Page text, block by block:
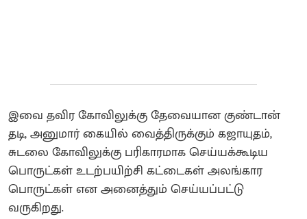
இவை தவிர கோவிலுக்கு தேவையான குண்டான்
தடி, அனுமார் கையில் வைத்திருக்கும் கஜாயுதம்,
சுடலை கோவிலுக்கு பரிகாரமாக செய்யக்கூடிய
பொருட்கள் உடற்பயிற்சி கட்டைகள் அலங்கார
பொருட்கள் என அனைத்தும் செய்யப்பட்டு
வருகிறது.